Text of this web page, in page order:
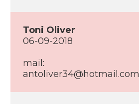
Toni Oliver
06-09-2018
mail:
antoliver34@hotmail.com